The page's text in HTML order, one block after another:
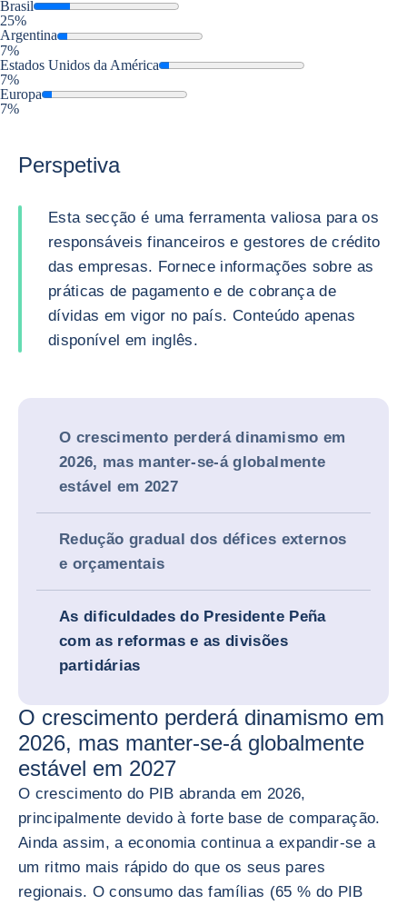
Brasil
25%
Argentina
7%
Estados Unidos da América
7%
Europa
7%
Perspetiva
Esta secção é uma ferramenta valiosa para os
responsáveis financeiros e gestores de crédito
das empresas. Fornece informações sobre as
práticas de pagamento e de cobrança de
dívidas em vigor no país. Conteúdo apenas
disponível em inglês.
O crescimento perderá dinamismo em
2026, mas manter-se-á globalmente
estável em 2027
Redução gradual dos défices externos
e orçamentais
As dificuldades do Presidente Peña
com as reformas e as divisões
partidárias
O crescimento perderá dinamismo em
2026, mas manter-se-á globalmente
estável em 2027
O crescimento do PIB abranda em 2026,
principalmente devido à forte base de comparação.
Ainda assim, a economia continua a expandir-se a
um ritmo mais rápido do que os seus pares
regionais. O consumo das famílias (65 % do PIB